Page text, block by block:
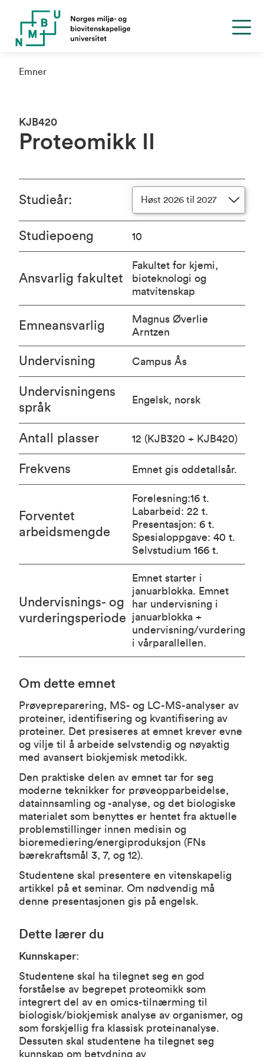
Emner
KJB420
Proteomikk II
Om dette emnet
Prøvepreparering, MS- og LC-MS-analyser av
proteiner, identifisering og kvantifisering av
proteiner. Det presiseres at emnet krever evne
og vilje til å arbeide selvstendig og nøyaktig
med avansert biokjemisk metodikk.
Den praktiske delen av emnet tar for seg
moderne teknikker for prøveopparbeidelse,
datainnsamling og -analyse, og det biologiske
materialet som benyttes er hentet fra aktuelle
problemstillinger innen medisin og
bioremediering/energiproduksjon (FNs
bærekraftsmål 3, 7, og 12).
Studentene skal presentere en vitenskapelig
artikkel på et seminar. Om nødvendig må
denne presentasjonen gis på engelsk.
Dette lærer du
Kunnskaper:
Studentene skal ha tilegnet seg en god
forståelse av begrepet proteomikk som
integrert del av en omics-tilnærming til
biologisk/biokjemisk analyse av organismer, og
som forskjellig fra klassisk proteinanalyse.
Dessuten skal studentene ha tilegnet seg
kunnskap om betydning av
Studieår: Høst 2026 til 2027
Studiepoeng 10
Ansvarlig fakultet
Fakultet for kjemi,
bioteknologi og
matvitenskap
Emneansvarlig
Magnus Øverlie
Arntzen
Undervisning Campus Ås
Undervisningens
språk
Engelsk, norsk
Antall plasser 12 (KJB320 + KJB420)
Frekvens Emnet gis oddetallsår.
Forventet
arbeidsmengde
Forelesning:16 t.
Labarbeid: 22 t.
Presentasjon: 6 t.
Spesialoppgave: 40 t.
Selvstudium 166 t.
Undervisnings- og
vurderingsperiode
Emnet starter i
januarblokka. Emnet
har undervisning i
januarblokka +
undervisning/vurdering
i vårparallellen.